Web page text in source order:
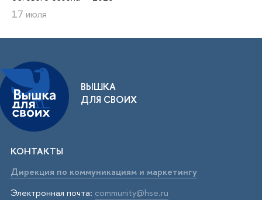
17 июля
ВЫШКА
ДЛЯ СВОИХ
КОНТАКТЫ
Дирекция по коммуникациям и маркетингу
Электронная почта: community@hse.ru